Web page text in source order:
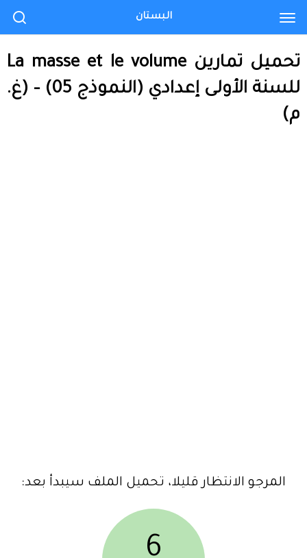
تحميل تمارين La masse et le volume
للسنة الأولى إعدادي (النموذج 05) – (غ.
م)
المرجو الانتظار قليلا، تحميل الملف سيبدأ بعد:
6
البستان